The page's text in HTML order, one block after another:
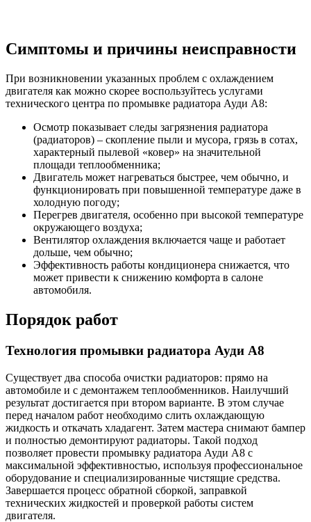
Симптомы и причины неисправности
При возникновении указанных проблем с охлаждением
двигателя как можно скорее воспользуйтесь услугами
технического центра по промывке радиатора Ауди А8:
Осмотр показывает следы загрязнения радиатора
(радиаторов) – скопление пыли и мусора, грязь в сотах,
характерный пылевой «ковер» на значительной
площади теплообменника;
Двигатель может нагреваться быстрее, чем обычно, и
функционировать при повышенной температуре даже в
холодную погоду;
Перегрев двигателя, особенно при высокой температуре
окружающего воздуха;
Вентилятор охлаждения включается чаще и работает
дольше, чем обычно;
Эффективность работы кондиционера снижается, что
может привести к снижению комфорта в салоне
автомобиля.
Порядок работ
Технология промывки радиатора Ауди А8
Существует два способа очистки радиаторов: прямо на
автомобиле и с демонтажем теплообменников. Наилучший
результат достигается при втором варианте. В этом случае
перед началом работ необходимо слить охлаждающую
жидкость и откачать хладагент. Затем мастера снимают бампер
и полностью демонтируют радиаторы. Такой подход
позволяет провести промывку радиатора Ауди А8 с
максимальной эффективностью, используя профессиональное
оборудование и специализированные чистящие средства.
Завершается процесс обратной сборкой, заправкой
технических жидкостей и проверкой работы систем
двигателя.